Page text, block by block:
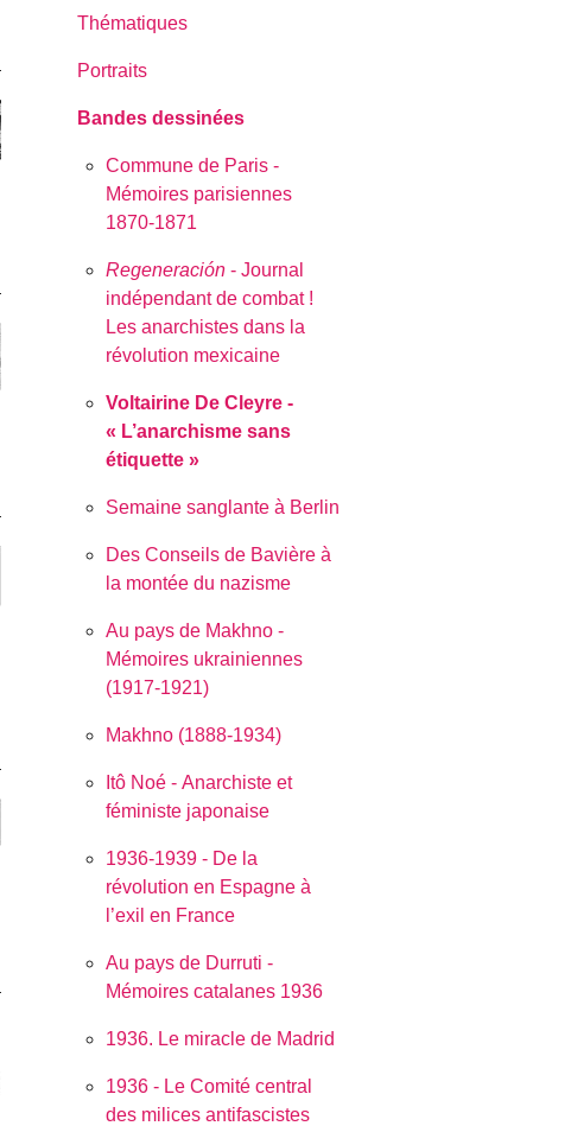
Thématiques
Portraits
Bandes dessinées
Commune de Paris -
Mémoires parisiennes
1870-1871
Regeneración - Journal
indépendant de combat !
Les anarchistes dans la
révolution mexicaine
Voltairine De Cleyre -
« L’anarchisme sans
étiquette »
Semaine sanglante à Berlin
Des Conseils de Bavière à
la montée du nazisme
Au pays de Makhno -
Mémoires ukrainiennes
(1917-1921)
Makhno (1888-1934)
Itô Noé - Anarchiste et
féministe japonaise
1936-1939 - De la
révolution en Espagne à
l’exil en France
Au pays de Durruti -
Mémoires catalanes 1936
1936. Le miracle de Madrid
1936 - Le Comité central
des milices antifascistes